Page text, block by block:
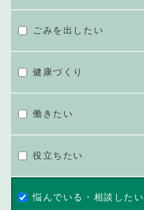
ごみを出したい
健康づくり
働きたい
役立ちたい
悩んでいる・相談したい